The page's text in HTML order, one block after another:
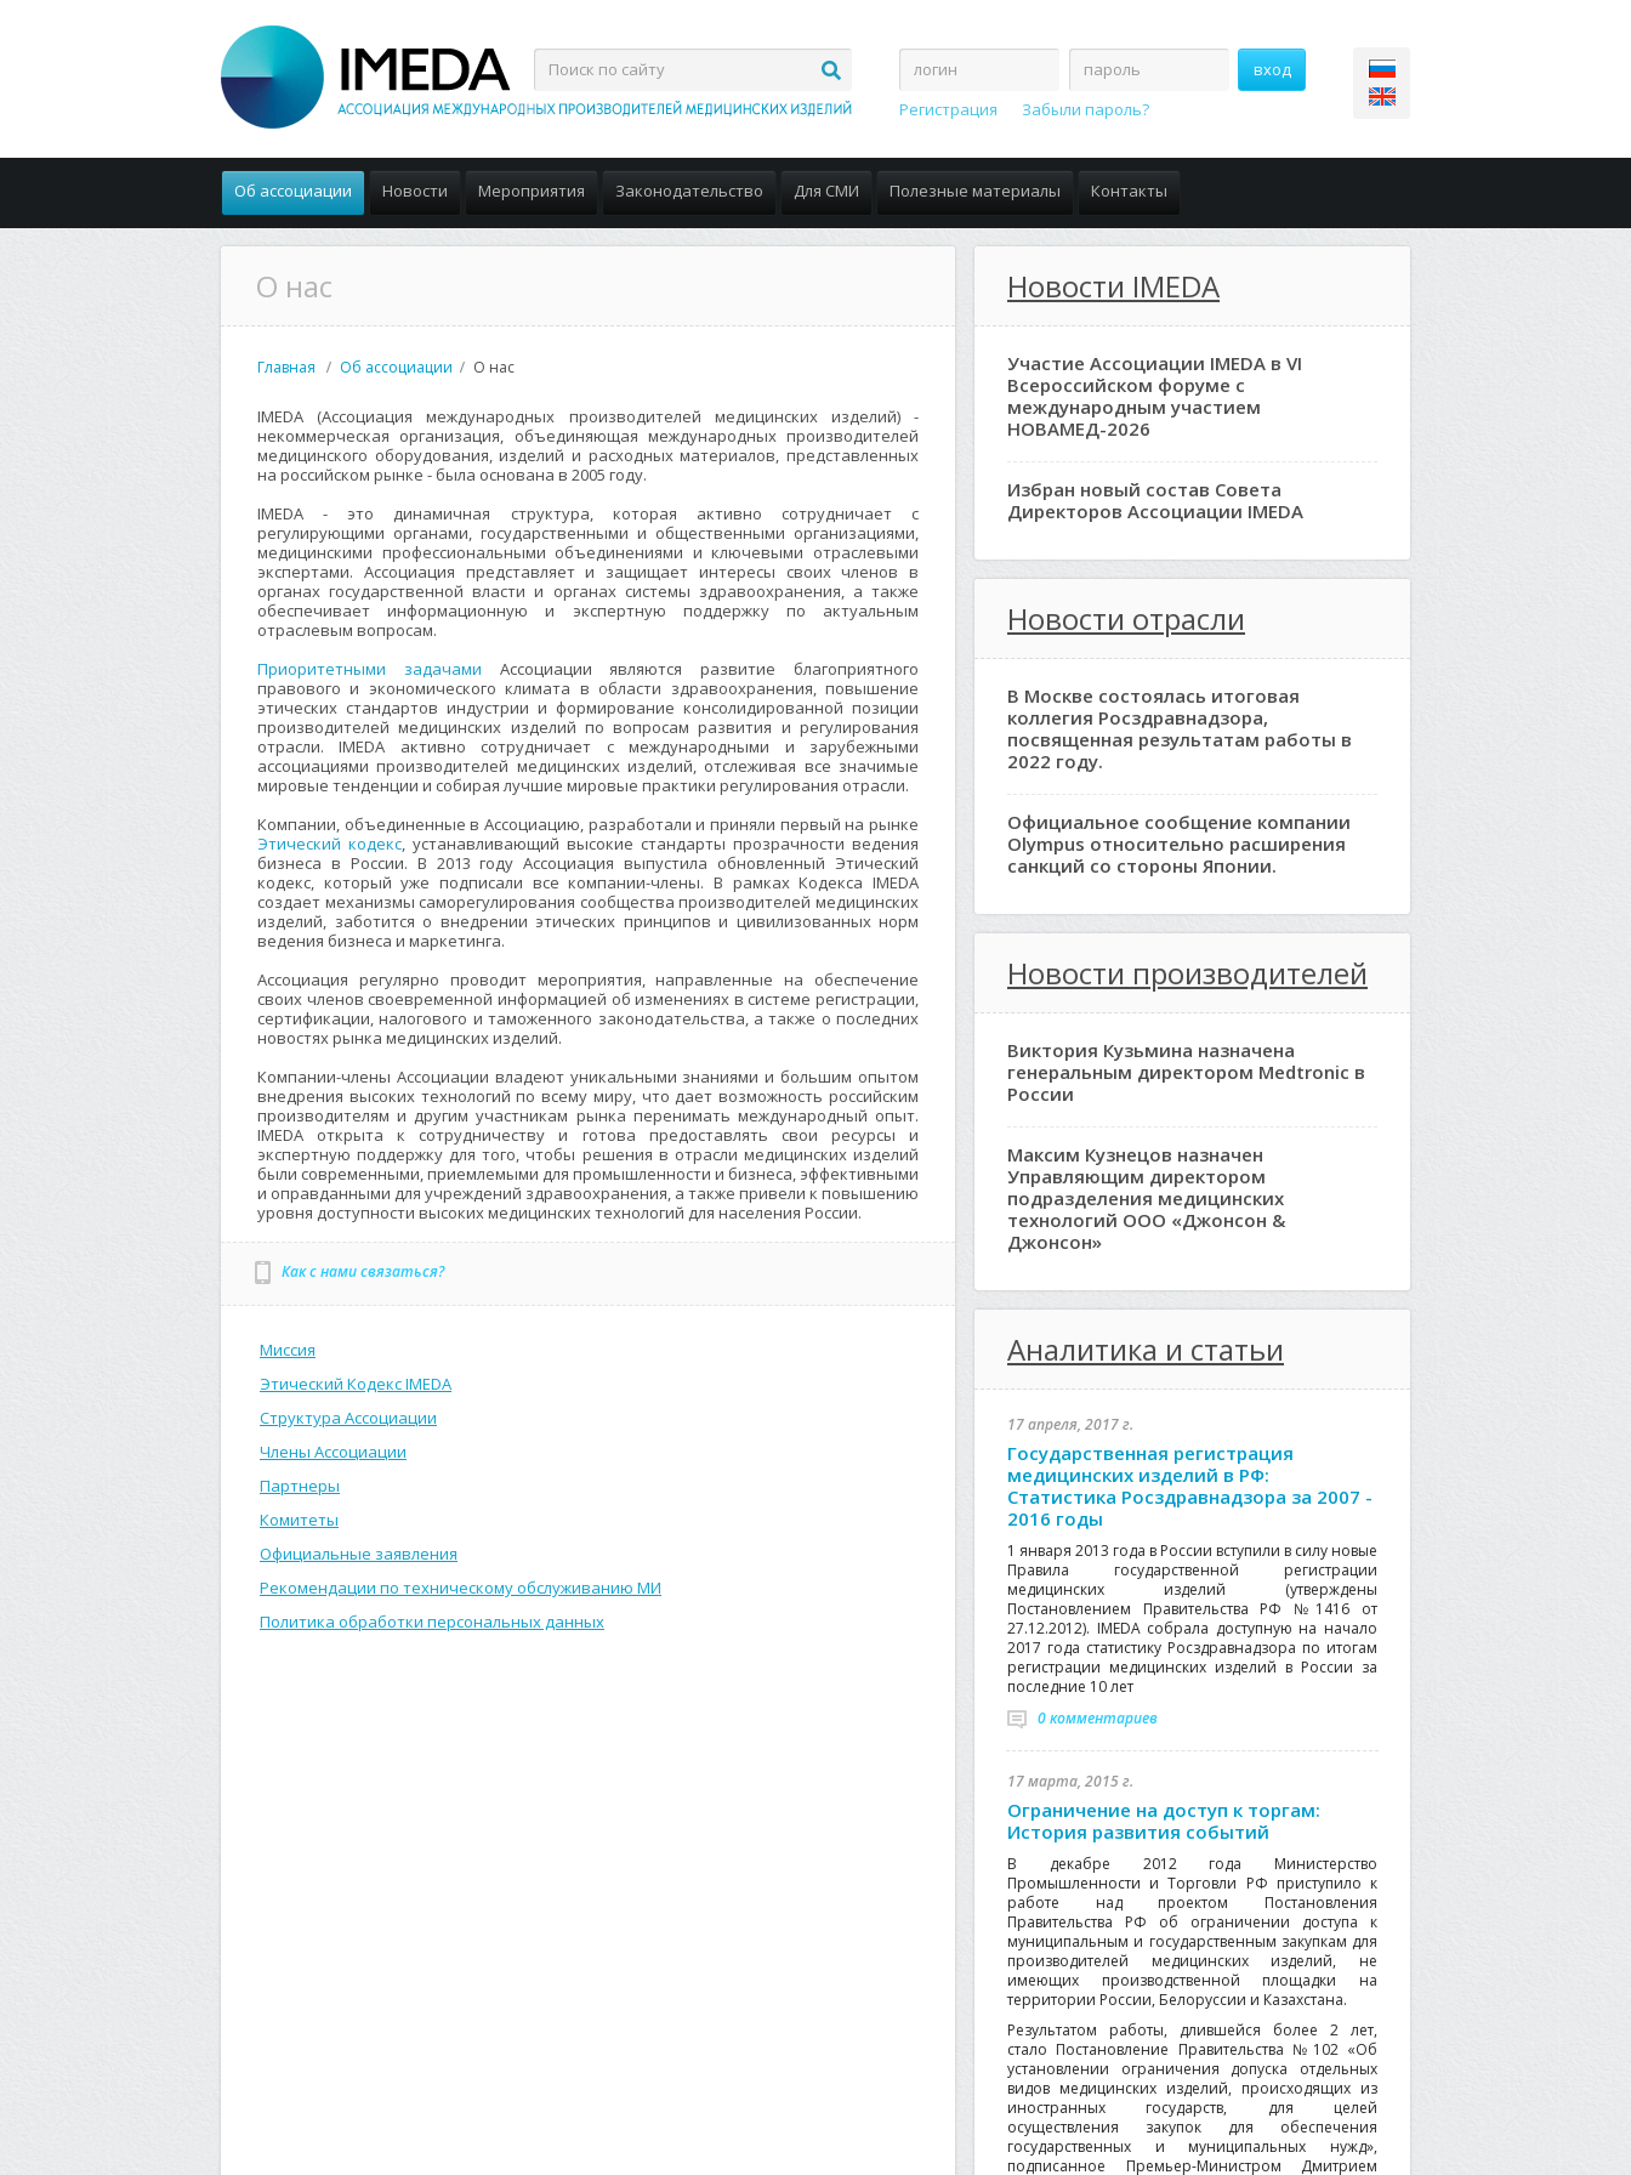
Регистрация Забыли пароль?
Об ассоциации Новости Мероприятия Законодательство Для СМИ Полезные материалы Контакты
О нас
Главная Об ассоциации О нас
IMEDA (Ассоциация международных производителей медицинских изделий) -
некоммерческая организация, объединяющая международных производителей
медицинского оборудования, изделий и расходных материалов, представленных
на российском рынке - была основана в 2005 году.
IMEDA - это динамичная структура, которая активно сотрудничает с
регулирующими органами, государственными и общественными организациями,
медицинскими профессиональными объединениями и ключевыми отраслевыми
экспертами. Ассоциация представляет и защищает интересы своих членов в
органах государственной власти и органах системы здравоохранения, а также
обеспечивает информационную и экспертную поддержку по актуальным
отраслевым вопросам.
Приоритетными задачами Ассоциации являются развитие благоприятного
правового и экономического климата в области здравоохранения, повышение
этических стандартов индустрии и формирование консолидированной позиции
производителей медицинских изделий по вопросам развития и регулирования
отрасли. IMEDA активно сотрудничает с международными и зарубежными
ассоциациями производителей медицинских изделий, отслеживая все значимые
мировые тенденции и собирая лучшие мировые практики регулирования отрасли.
Компании, объединенные в Ассоциацию, разработали и приняли первый на рынке
Этический кодекс, устанавливающий высокие стандарты прозрачности ведения
бизнеса в России. В 2013 году Ассоциация выпустила обновленный Этический
кодекс, который уже подписали все компании-члены. В рамках Кодекса IMEDA
создает механизмы саморегулирования сообщества производителей медицинских
изделий, заботится о внедрении этических принципов и цивилизованных норм
ведения бизнеса и маркетинга.
Ассоциация регулярно проводит мероприятия, направленные на обеспечение
своих членов своевременной информацией об изменениях в системе регистрации,
сертификации, налогового и таможенного законодательства, а также о последних
новостях рынка медицинских изделий.
Компании-члены Ассоциации владеют уникальными знаниями и большим опытом
внедрения высоких технологий по всему миру, что дает возможность российским
производителям и другим участникам рынка перенимать международный опыт.
IMEDA открыта к сотрудничеству и готова предоставлять свои ресурсы и
экспертную поддержку для того, чтобы решения в отрасли медицинских изделий
были современными, приемлемыми для промышленности и бизнеса, эффективными
и оправданными для учреждений здравоохранения, а также привели к повышению
уровня доступности высоких медицинских технологий для населения России.
Как с нами связаться?
Миссия
Этический Кодекс IMEDA
Структура Ассоциации
Члены Ассоциации
Партнеры
Комитеты
Официальные заявления
Рекомендации по техническому обслуживанию МИ
Политика обработки персональных данных
Новости IMEDA
Участие Ассоциации IMEDA в VI
Всероссийском форуме с
международным участием
НОВАМЕД-2026
Избран новый состав Совета
Директоров Ассоциации IMEDA
Новости отрасли
В Москве состоялась итоговая
коллегия Росздравнадзора,
посвященная результатам работы в
2022 году.
Официальное сообщение компании
Olympus относительно расширения
санкций со стороны Японии.
Новости производителей
Виктория Кузьмина назначена
генеральным директором Medtronic в
России
Максим Кузнецов назначен
Управляющим директором
подразделения медицинских
технологий ООО «Джонсон &
Джонсон»
Аналитика и статьи
17 апреля, 2017 г.
Государственная регистрация
медицинских изделий в РФ:
Статистика Росздравнадзора за 2007 -
2016 годы
1 января 2013 года в России вступили в силу новые
Правила государственной регистрации
медицинских изделий (утверждены
Постановлением Правительства РФ №1416 от
27.12.2012). IMEDA собрала доступную на начало
2017 года статистику Росздравнадзора по итогам
регистрации медицинских изделий в России за
последние 10 лет
0 комментариев
17 марта, 2015 г.
Ограничение на доступ к торгам:
История развития событий
В декабре 2012 года Министерство
Промышленности и Торговли РФ приступило к
работе над проектом Постановления
Правительства РФ об ограничении доступа к
муниципальным и государственным закупкам для
производителей медицинских изделий, не
имеющих производственной площадки на
территории России, Белоруссии и Казахстана.
Результатом работы, длившейся более 2 лет,
стало Постановление Правительства №102 «Об
установлении ограничения допуска отдельных
видов медицинских изделий, происходящих из
иностранных государств, для целей
осуществления закупок для обеспечения
государственных и муниципальных нужд»,
подписанное Премьер-Министром Дмитрием